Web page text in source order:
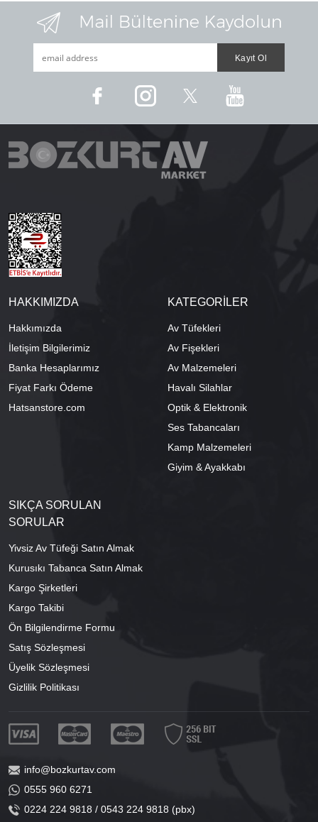
HAKKIMIZDA
Hakkımızda
İletişim Bilgilerimiz
Banka Hesaplarımız
Fiyat Farkı Ödeme
Hatsanstore.com
KATEGORİLER
Av Tüfekleri
Av Fişekleri
Av Malzemeleri
Havalı Silahlar
Optik & Elektronik
Ses Tabancaları
Kamp Malzemeleri
Giyim & Ayakkabı
SIKÇA SORULAN
SORULAR
Yivsiz Av Tüfeği Satın Almak
Kurusıkı Tabanca Satın Almak
Kargo Şirketleri
Kargo Takibi
Ön Bilgilendirme Formu
Satış Sözleşmesi
Üyelik Sözleşmesi
Gizlilik Politikası
info@bozkurtav.com
0555 960 6271
0224 224 9818 / 0543 224 9818 (pbx)